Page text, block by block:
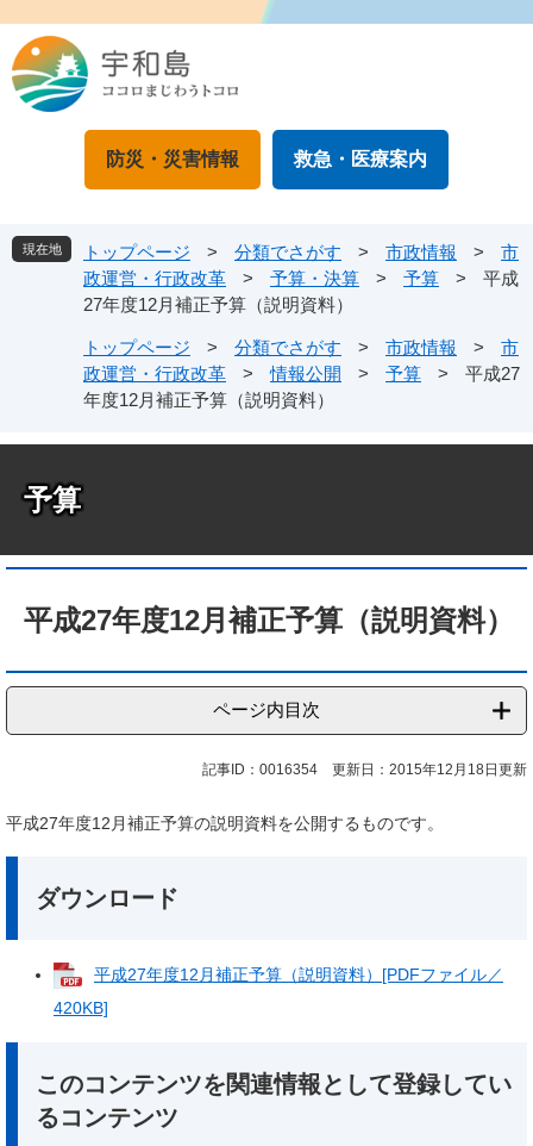
ジ
の
ュ
ー
本
文
防災・災害情報 救急・医療案内
現在地 トップページ > 分類でさがす > 市政情報 >
市
政運営・行政改革
> 予算・決算 > 予算 >
平成
27年度12月補正予算（説明資料）
トップページ > 分類でさがす > 市政情報 >
市
政運営・行政改革
> 情報公開 > 予算 >
平成27
年度12月補正予算（説明資料）
予算
平成27年度12月補正予算（説明資料）
ページ内目次
記事ID：0016354 更新日：2015年12月18日更新
平成27年度12月補正予算の説明資料を公開するものです。
ダウンロード
平成27年度12月補正予算（説明資料）[PDFファイル／
420KB]
このコンテンツを関連情報として登録してい
るコンテンツ